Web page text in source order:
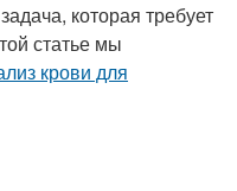
которая требует
статье мы
крови для